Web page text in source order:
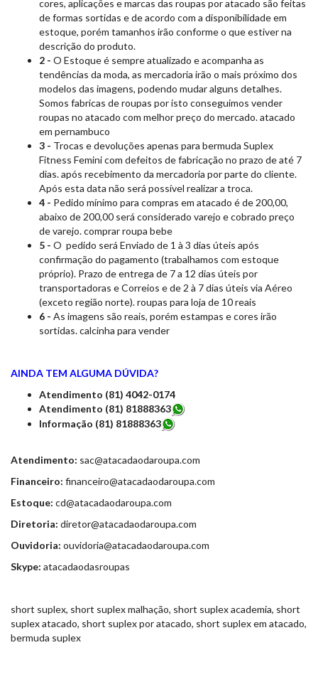
cores, aplicações e marcas das roupas por atacado são feitas
de formas sortidas e de acordo com a disponibilidade em
estoque, porém tamanhos irão conforme o que estiver na
descrição do produto.
2 - O Estoque é sempre atualizado e acompanha as
tendências da moda, as mercadoria irão o mais próximo dos
modelos das imagens, podendo mudar alguns detalhes.
Somos fabricas de roupas por isto conseguimos vender
roupas no atacado com melhor preço do mercado. atacado
em pernambuco
3 - Trocas e devoluções apenas para bermuda Suplex
Fitness Femini com defeitos de fabricação no prazo de até 7
dias. após recebimento da mercadoria por parte do cliente.
Após esta data não será possível realizar a troca.
4 - Pedido mínimo para compras em atacado é de 200,00,
abaixo de 200,00 será considerado varejo e cobrado preço
de varejo. comprar roupa bebe
5 - O pedido será Enviado de 1 à 3 dias úteis após
confirmação do pagamento (trabalhamos com estoque
próprio). Prazo de entrega de 7 a 12 dias úteis por
transportadoras e Correios e de 2 à 7 dias úteis via Aéreo
(exceto região norte). roupas para loja de 10 reais
6 - As imagens são reais, porém estampas e cores irão
sortidas. calcinha para vender
AINDA TEM ALGUMA DÚVIDA?
Atendimento (81) 4042-0174
Atendimento (81) 81888363
Informação (81) 81888363
Atendimento: sac@atacadaodaroupa.com
Financeiro: financeiro@atacadaodaroupa.com
Estoque: cd@atacadaodaroupa.com
Diretoria: diretor@atacadaodaroupa.com
Ouvidoria: ouvidoria@atacadaodaroupa.com
Skype: atacadaodasroupas
short suplex, short suplex malhação, short suplex academia, short
suplex atacado, short suplex por atacado, short suplex em atacado,
bermuda suplex